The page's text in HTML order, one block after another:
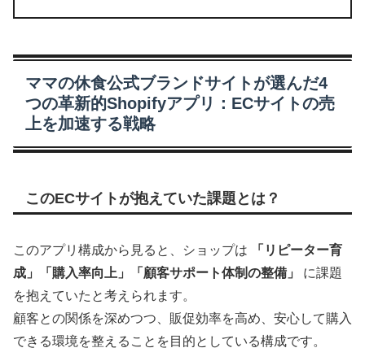
ママの休食公式ブランドサイトが選んだ4
つの革新的Shopifyアプリ：ECサイトの売
上を加速する戦略
S
h
i
f
人
気
サ
イ
このECサイトが抱えていた課題とは？
このアプリ構成から見ると、ショップは
「リピーター育
成」「購入率向上」「顧客サポート体制の整備」
に課題
を抱えていたと考えられます。
顧客との関係を深めつつ、販促効率を高め、安心して購入
できる環境を整えることを目的としている構成です。